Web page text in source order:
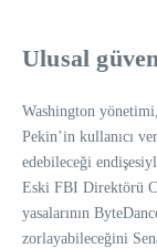
Ulusal
Washington
Pekin’in kullanıcı
edebileceği
Eski FBI Direktörü
yasalarının
zorlayabileceğini